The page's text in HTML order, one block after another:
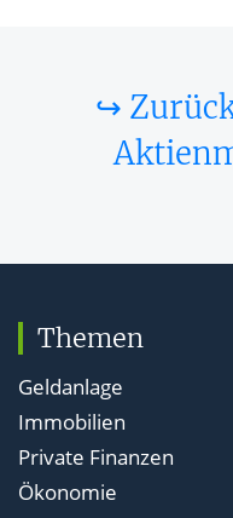
↪
Themen
Geldanlage
Immobilien
Private Finanzen
Ökonomie